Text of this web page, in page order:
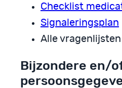
Checklist
Signaleringsplan
Alle vragenlijsten
Bijzondere en/